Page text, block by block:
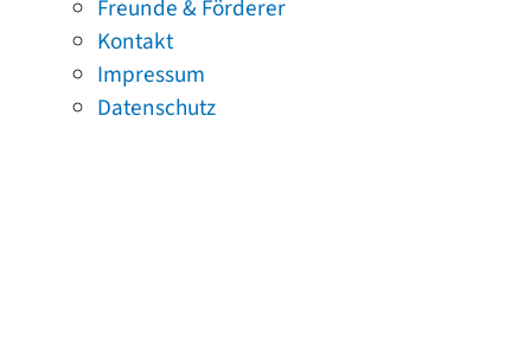
Freunde & Förderer
Kontakt
Impressum
Datenschutz